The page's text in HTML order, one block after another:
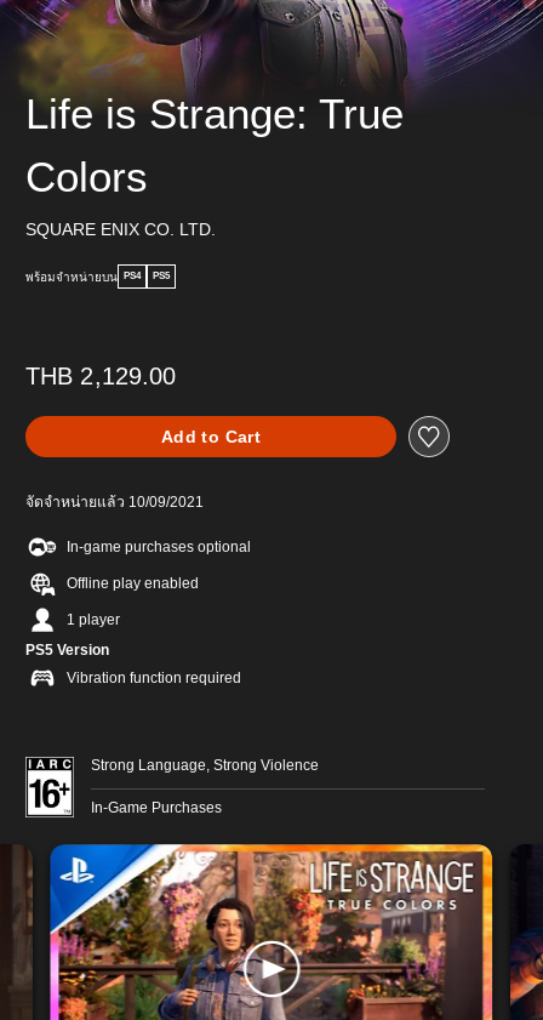
Life is Strange: True
Colors
SQUARE ENIX CO. LTD.
พร้อมจำหน่ายบน PS4 PS5
THB 2,129.00
Add to Cart
จัดจำหน่ายแล้ว 10/09/2021
In-game purchases optional
Offline play enabled
1 player
PS5 Version
Vibration function required
Strong Language, Strong Violence
In-Game Purchases